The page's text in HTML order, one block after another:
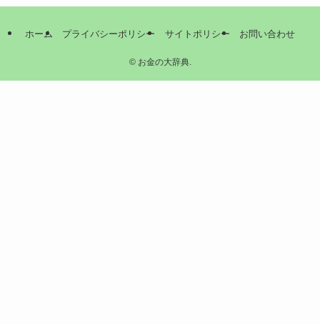
ホーム プライバシーポリシー サイトポリシー お問い合わせ
©お金の大辞典.